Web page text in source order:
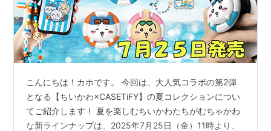
こんにちは！カホです。 今回は、大人気コラボの第2弾
となる【ちいかわ×CASETiFY】の夏コレクションについ
てご紹介します！ 夏を楽しむちいかわたちがむちゃかわ
な新ラインナップは、2025年7月25日（金）11時より、